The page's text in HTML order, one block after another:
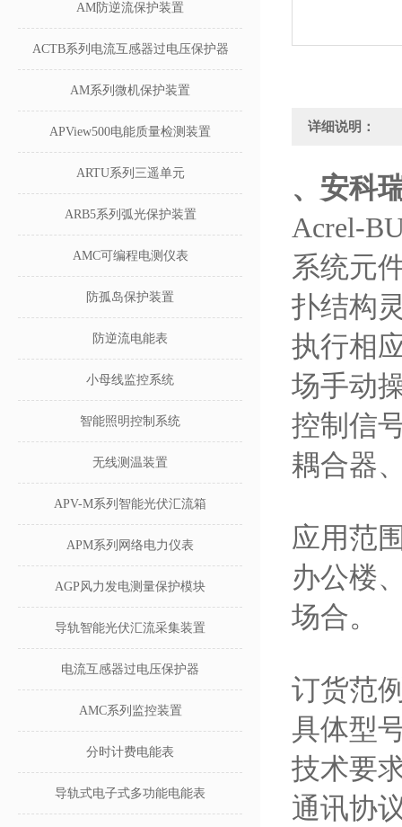
AM防逆流保护装置
ACTB系列电流互感器过电压保护器
AM系列微机保护装置
APView500电能质量检测装置
ARTU系列三遥单元
ARB5系列弧光保护装置
AMC可编程电测仪表
防孤岛保护装置
防逆流电能表
小母线监控系统
智能照明控制系统
无线测温装置
APV-M系列智能光伏汇流箱
APM系列网络电力仪表
AGP风力发电测量保护模块
导轨智能光伏汇流采集装置
电流互感器过电压保护器
AMC系列监控装置
分时计费电能表
导轨式电子式多功能电能表
详细说明：
、安科
Acrel-
系统元
扑结构
执行相
场手动
控制信
耦合器
应用范
办公楼
场合。
订货范
具体型
技术要
通讯协